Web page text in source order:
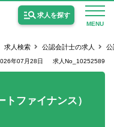
MENU
求人を探す
求人検索 公認会計士の求人 公
年07月28日 求人No_10252589
ファイナンス）